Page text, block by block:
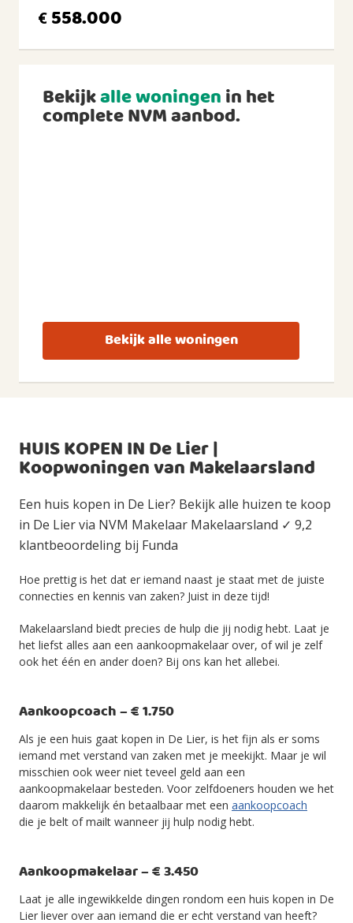
€ 558.000
Bekijkalle woningenin het
complete NVM aanbod.
Bekijk alle woningen
HUIS KOPEN IN De Lier |
Koopwoningen van Makelaarsland
Een huis kopen in De Lier? Bekijk alle huizen te koop
in De Lier via NVM Makelaar Makelaarsland ✓ 9,2
klantbeoordeling bij Funda
Hoe prettig is het dat er iemand naast je staat met de juiste
connecties en kennis van zaken? Juist in deze tijd!
Makelaarsland biedt precies de hulp die jij nodig hebt. Laat je
het liefst alles aan een aankoopmakelaar over, of wil je zelf
ook het één en ander doen? Bij ons kan het allebei.
Aankoopcoach – € 1.750
Als je een huis gaat kopen in De Lier, is het fijn als er soms
iemand met verstand van zaken met je meekijkt. Maar je wil
misschien ook weer niet teveel geld aan een
aankoopmakelaar besteden. Voor zelfdoeners houden we het
daarom makkelijk én betaalbaar met een aankoopcoach
die je belt of mailt wanneer jij hulp nodig hebt.
Aankoopmakelaar – € 3.450
Laat je alle ingewikkelde dingen rondom een huis kopen in De
Lier liever over aan iemand die er echt verstand van heeft?